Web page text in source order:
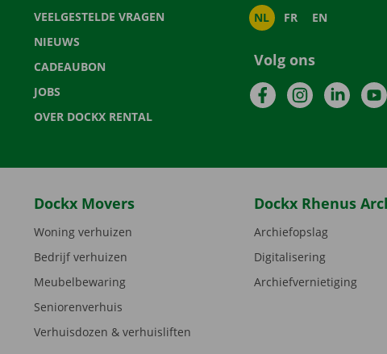
VEELGESTELDE VRAGEN
NIEUWS
CADEAUBON
JOBS
OVER DOCKX RENTAL
NL FR EN
Volg ons
FacebookInstagram
Dockx Movers
Woning verhuizen
Bedrijf verhuizen
Meubelbewaring
Seniorenverhuis
Verhuisdozen & verhuisliften
Dockx Rhenus
Archiefopslag
Digitalisering
Archiefvernietiging